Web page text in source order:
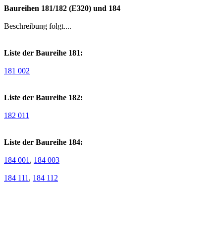
Baureihen 181/182 (E320) und 184
Beschreibung folgt....
Liste der Baureihe 181:
181 002
Liste der Baureihe 182:
182 011
Liste der Baureihe 184:
184 001 , 184 003
184 111 , 184 112